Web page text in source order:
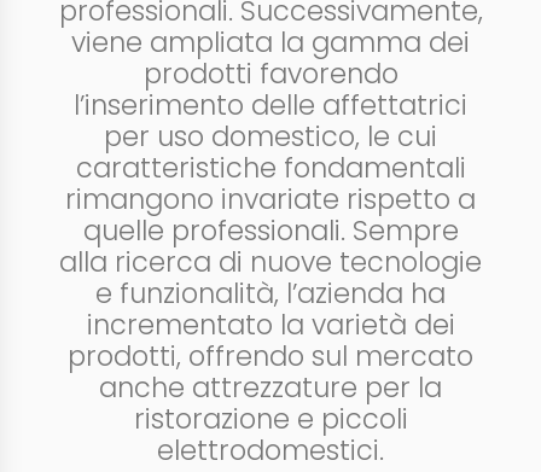
professionali. Successivamente,
viene ampliata la gamma dei
prodotti favorendo
l’inserimento delle affettatrici
per uso domestico, le cui
caratteristiche fondamentali
rimangono invariate rispetto a
quelle professionali. Sempre
alla ricerca di nuove tecnologie
e funzionalità, l’azienda ha
incrementato la varietà dei
prodotti, offrendo sul mercato
anche attrezzature per la
ristorazione e piccoli
elettrodomestici.